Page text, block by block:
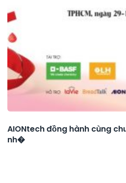
AIONtech đồng hành cùng
nh�